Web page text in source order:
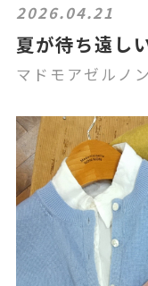
2026.04.21
夏が待ち遠し
マドモアゼルノ